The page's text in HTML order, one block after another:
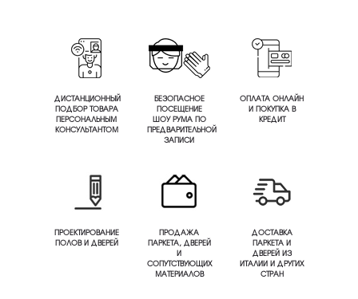
ДИСТАНЦИОННЫЙ
ПОДБОР ТОВАРА
ПЕРСОНАЛЬНЫМ
КОНСУЛЬТАНТОМ
БЕЗОПАСНОЕ
ПОСЕЩЕНИЕ
ШОУ РУМА ПО
ПРЕДВАРИТЕЛЬНОЙ
ЗАПИСИ
ОПЛАТА ОНЛАЙН
И ПОКУПКА В
КРЕДИТ
ПРОЕКТИРОВАНИЕ
ПОЛОВ И ДВЕРЕЙ
ПРОДАЖА
ПАРКЕТА, ДВЕРЕЙ
И
СОПУТСТВУЮЩИХ
МАТЕРИАЛОВ
ДОСТАВКА
ПАРКЕТА И
ДВЕРЕЙ ИЗ
ИТАЛИИ И ДРУГИХ
СТРАН